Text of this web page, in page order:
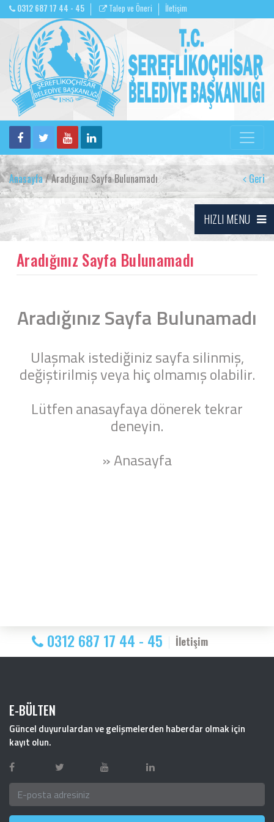
0312 687 17 44 - 45 Talep ve Öneri İletişim
Anasayfa/ Aradığınız Sayfa Bulunamadı Geri
HIZLI MENU
Aradığınız Sayfa Bulunamadı
Aradığınız Sayfa Bulunamadı
Ulaşmak istediğiniz sayfa silinmiş,
değiştirilmiş veya hiç olmamış olabilir.
Lütfen anasayfaya dönerek tekrar
deneyin.
» Anasayfa
0312 687 17 44 - 45 İletişim
E-BÜLTEN
Güncel duyurulardan ve gelişmelerden haberdar olmak için
kayıt olun.